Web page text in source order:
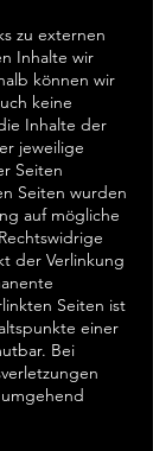
zu externen
Inhalte wir
können wir
keine
Inhalte der
jeweilige
Seiten
Seiten wurden
auf mögliche
der Verlinkung
Seiten ist
einer
Bei